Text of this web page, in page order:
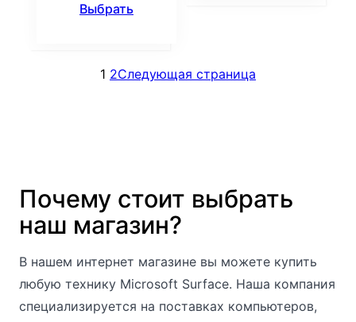
Выбрать
1 2Следующая страница
Почему стоит выбрать
наш магазин?
В нашем интернет магазине вы можете купить
любую технику Microsoft Surface. Наша компания
специализируется на поставках компьютеров,